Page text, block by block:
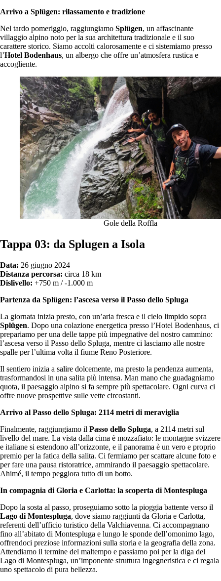
Arrivo a Splügen: rilassamento e tradizione
Nel tardo pomeriggio, raggiungiamo Splügen, un affascinante
villaggio alpino noto per la sua architettura tradizionale e il suo
carattere storico. Siamo accolti calorosamente e ci sistemiamo presso
l’Hotel Bodenhaus, un albergo che offre un’atmosfera rustica e
accogliente.
Gole della Roffla
Tappa 03: da Splugen a Isola
Data: 26 giugno 2024
Distanza percorsa: circa 18 km
Dislivello: +750 m / -1.000 m
Partenza da Splügen: l’ascesa verso il Passo dello Spluga
La giornata inizia presto, con un’aria fresca e il cielo limpido sopra
Splügen. Dopo una colazione energetica presso l’Hotel Bodenhaus, ci
prepariamo per una delle tappe più impegnative del nostro cammino:
l’ascesa verso il Passo dello Spluga, mentre ci lasciamo alle nostre
spalle per l’ultima volta il fiume Reno Posteriore.
Il sentiero inizia a salire dolcemente, ma presto la pendenza aumenta,
trasformandosi in una salita più intensa. Man mano che guadagniamo
quota, il paesaggio alpino si fa sempre più spettacolare. Ogni curva ci
offre nuove prospettive sulle vette circostanti.
Arrivo al Passo dello Spluga: 2114 metri di meraviglia
Finalmente, raggiungiamo il Passo dello Spluga, a 2114 metri sul
livello del mare. La vista dalla cima è mozzafiato: le montagne svizzere
e italiane si estendono all’orizzonte, e il panorama è un vero e proprio
premio per la fatica della salita. Ci fermiamo per scattare alcune foto e
per fare una pausa ristoratrice, ammirando il paesaggio spettacolare.
Ahimé, il tempo peggiora tutto di un botto.
In compagnia di Gloria e Carlotta: la scoperta di Montespluga
Dopo la sosta al passo, proseguiamo sotto la pioggia battente verso il
Lago di Montespluga, dove siamo raggiunti da Gloria e Carlotta,
referenti dell’ufficio turistico della Valchiavenna. Ci accompagnano
fino all’abitato di Montespluga e lungo le sponde dell’omonimo lago,
offrendoci preziose informazioni sulla storia e la geografia della zona.
Attendiamo il termine del maltempo e passiamo poi per la diga del
Lago di Montespluga, un’imponente struttura ingegneristica e ci regala
uno spettacolo di pura bellezza.